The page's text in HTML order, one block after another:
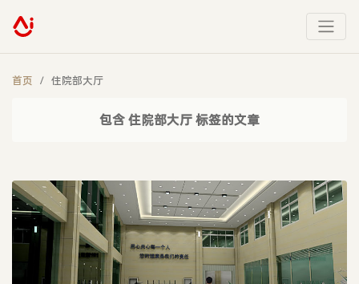
首页 住院部大厅
包含 住院部大厅 标签的文章